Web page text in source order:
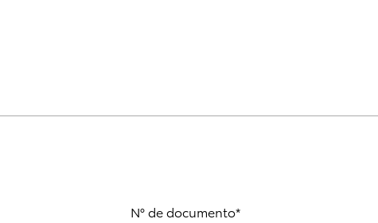
N° de documento*